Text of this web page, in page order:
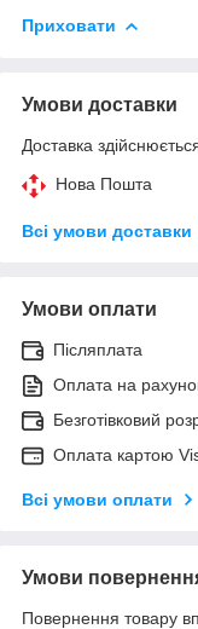
Приховати
Умови доставки
Доставка
Нова Пошта
Всі умови доставки
Умови оплати
Післяплата
Оплата на
Безготівковий
Оплата картою
Всі умови оплати
Умови
Повернення товару